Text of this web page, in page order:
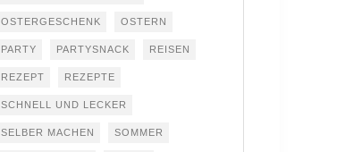
OSTERGESCHENK OSTERN
PARTY PARTYSNACK REISEN
REZEPT REZEPTE
SCHNELL UND LECKER
SELBER MACHEN SOMMER